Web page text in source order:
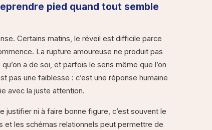
pied quand tout semble
Certains matins, le réveil est difficile parce
La rupture amoureuse ne produit pas
a de soi, et parfois le sens même que l’on
pas une faiblesse : c’est une réponse humaine
avec la juste attention.
justifier ni à faire bonne figure, c’est souvent le
et les schémas relationnels peut permettre de